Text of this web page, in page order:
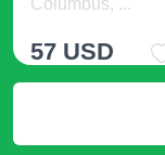
Columbus, ...
57 USD